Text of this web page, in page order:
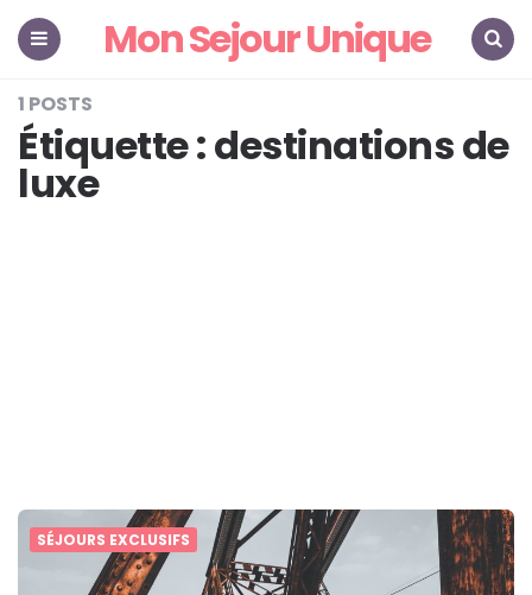
Mon Sejour Unique
1 POSTS
Étiquette :destinations de
luxe
SÉJOURS EXCLUSIFS